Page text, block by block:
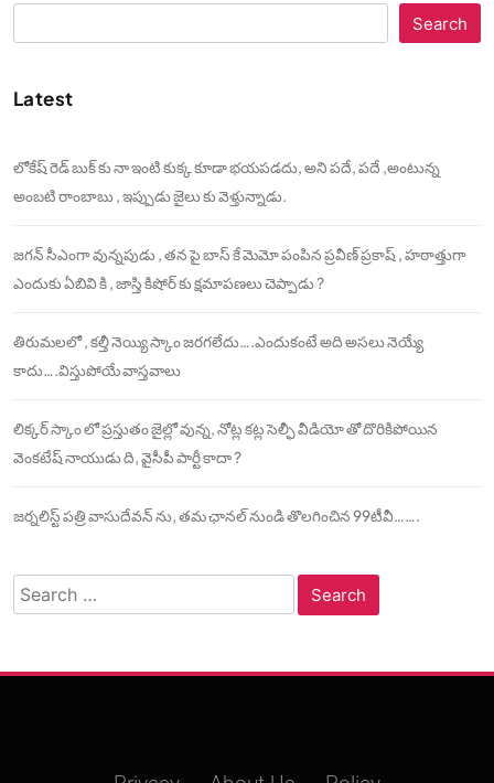
Search
Latest
లోకేష్ రెడ్ బుక్ కు నా ఇంటి కుక్క కూడా భయపడదు, అని పదే, పదే ,అంటున్న
అంబటి రాంబాబు , ఇప్పుడు జైలు కు వెళ్తున్నాడు.
జగన్ సీఎంగా వున్నపుడు , తన పై బాస్ కే మెమో పంపిన ప్రవీణ్ ప్రకాష్ , హఠాత్తుగా
ఎందుకు ఏబివి కి , జాస్తి కిషోర్ కు క్షమాపణలు చెప్పాడు ?
తిరుమలలో , కల్తీ నెయ్యి స్కాం జరగలేదు….ఎందుకంటే అది అసలు నెయ్యే
కాదు….విస్తుపోయే వాస్తవాలు
లిక్కర్ స్కాం లో ప్రస్తుతం జైల్లో వున్న, నోట్ల కట్ల సెల్ఫీ వీడియో తో దొరికిపోయిన
వెంకటేష్ నాయుడు ది, వైసీపీ పార్టీ కాదా ?
జర్నలిస్ట్ పత్రి వాసుదేవన్ ను, తమ ఛానల్ నుండి తొలగించిన 99టీవీ…….
Search
for: